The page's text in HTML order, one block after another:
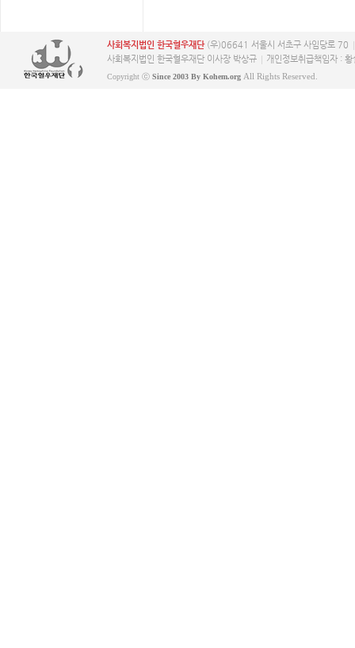
사회복지법인 한국혈우재단(우)06641 서울시 서초구 사임당로 70
사회복지법인 한국혈우재단 이사장 박상규
개인정보취급책임자 : 황
Copyright ⓒ Since 2003 By Kohem.org All Rights Reserved.